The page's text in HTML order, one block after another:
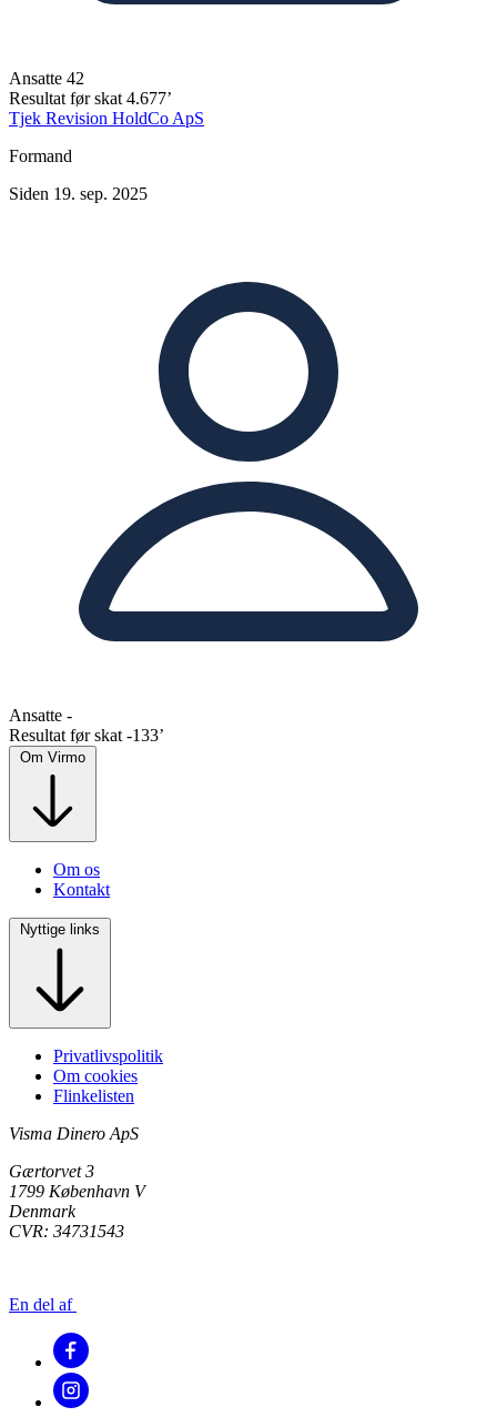
Ansatte 42
Resultat før skat 4.677’
Tjek Revision HoldCo ApS
Formand
Siden 19. sep. 2025
Ansatte -
Resultat før skat -133’
Om Virmo
Om os
Kontakt
Nyttige links
Privatlivspolitik
Om cookies
Flinkelisten
Visma Dinero ApS
Gærtorvet 3
1799 København V
Denmark
CVR: 34731543
En del af